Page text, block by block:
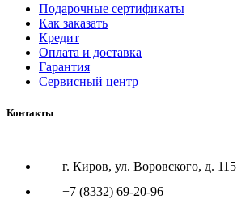
Подарочные сертификаты
Как заказать
Кредит
Оплата и доставка
Гарантия
Сервисный центр
Контакты
г. Киров, ул. Воровского, д. 115
+7 (8332) 69-20-96